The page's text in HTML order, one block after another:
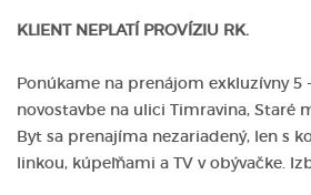
KLIENT NEPLATÍ PROVÍZIU RK.
Ponúkame na prenájom exkluzívny 5
novostavbe na ulici Timravina, Staré
Byt sa prenajíma nezariadený, len s
linkou, kúpeľňami a TV v obývačke.